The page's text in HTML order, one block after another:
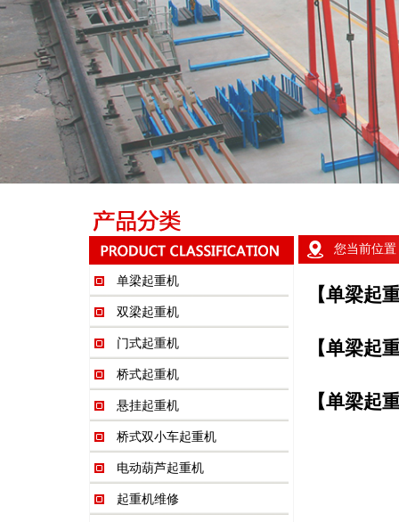
单梁起重机
双梁起重机
门式起重机
桥式起重机
悬挂起重机
桥式双小车起重机
电动葫芦起重机
起重机维修
您当前位置
【单梁起
【单梁起
【单梁起